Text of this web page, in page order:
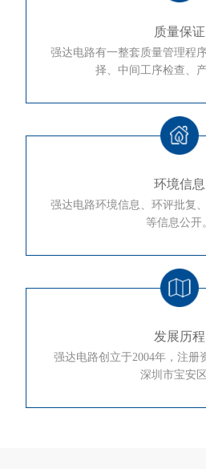
质量保证
强达电路有一整套质量管理程
择、中间工序检查、
环境信息
强达电路环境信息、环评批复
等信息公开
发展历程
强达电路创立于2004年，注册
深圳市宝安区